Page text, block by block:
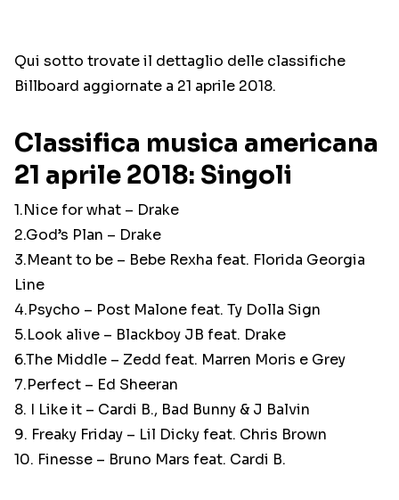
Qui sotto trovate il dettaglio delle classifiche
Billboard aggiornate a 21 aprile 2018.
Classifica musica americana
21 aprile 2018: Singoli
1.Nice for what – Drake
2.God’s Plan – Drake
3.Meant to be – Bebe Rexha feat. Florida Georgia
Line
4.Psycho – Post Malone feat. Ty Dolla Sign
5.Look alive – Blackboy JB feat. Drake
6.The Middle – Zedd feat. Marren Moris e Grey
7.Perfect – Ed Sheeran
8. I Like it – Cardi B., Bad Bunny & J Balvin
9. Freaky Friday – Lil Dicky feat. Chris Brown
10. Finesse – Bruno Mars feat. Cardi B.